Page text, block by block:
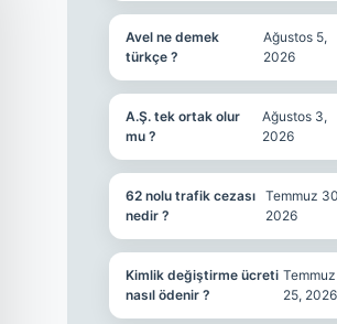
Avel ne demek
türkçe ?
Ağustos 5,
2026
A.Ş. tek ortak olur
mu ?
Ağustos 3,
2026
62 nolu trafik cezası
nedir ?
Temmuz
2026
Kimlik değiştirme ücreti
nasıl ödenir ?
Temmuz
25, 2026